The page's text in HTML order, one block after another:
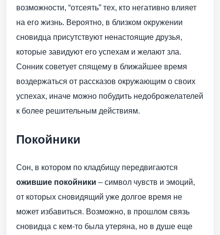
возможности, “отсеять” тех, кто негативно влияет
на его жизнь. Вероятно, в близком окружении
сновидца присутствуют ненастоящие друзья,
которые завидуют его успехам и желают зла.
Сонник советует спящему в ближайшее время
воздержаться от рассказов окружающим о своих
успехах, иначе можно побудить недоброжелателей
к более решительным действиям.
Покойники
Сон, в котором по кладбищу передвигаются
ожившие покойники – символ чувств и эмоций,
от которых сновидящий уже долгое время не
может избавиться. Возможно, в прошлом связь
сновидца с кем-то была утеряна, но в душе еще